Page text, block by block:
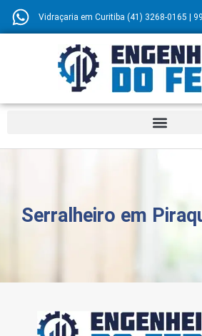
Vidraçaria em Curitiba (41) 3268-0165 |
Serralheiro em